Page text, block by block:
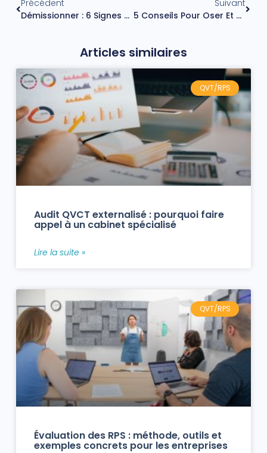
Précédent
Démissionner : 6 Signes Qui Montrent Qu’il Est Temps De Quitter Son Emploi
Suivant
5 Conseils Pour Oser Et Maîtriser La Négociation Au Travail
Articles similaires
QVT/RPS
Audit QVCT externalisé : pourquoi faire
appel à un cabinet spécialisé
Lire la suite »
QVT/RPS
Évaluation des RPS : méthode, outils et
exemples concrets pour les entreprises